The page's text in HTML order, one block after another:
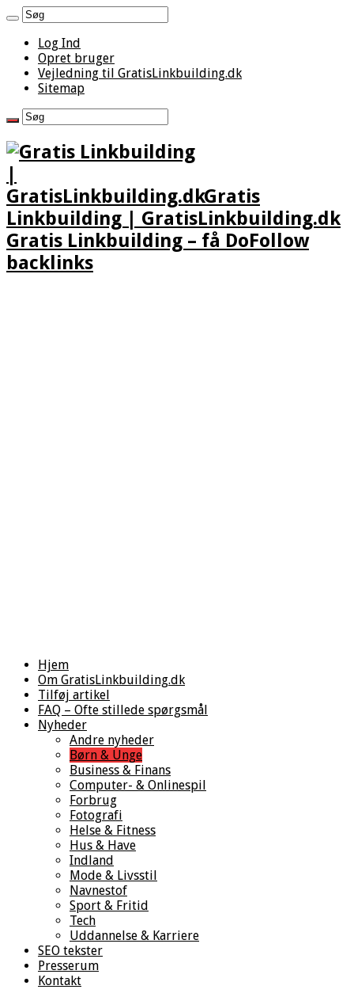
Log Ind
Opret bruger
Vejledning til GratisLinkbuilding.dk
Sitemap
Gratis
Linkbuilding | GratisLinkbuilding.dk
Gratis Linkbuilding – få DoFollow
backlinks
Hjem
Om GratisLinkbuilding.dk
Tilføj artikel
FAQ – Ofte stillede spørgsmål
Nyheder
Andre nyheder
Børn & Unge
Business & Finans
Computer- & Onlinespil
Forbrug
Fotografi
Helse & Fitness
Hus & Have
Indland
Mode & Livsstil
Navnestof
Sport & Fritid
Tech
Uddannelse & Karriere
SEO tekster
Presserum
Kontakt